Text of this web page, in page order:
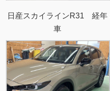
日産スカイラインR31 経年
車